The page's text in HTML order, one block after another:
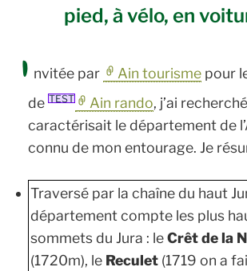
pied, à vélo, en
I nvitée par Ain tourisme pour
deTEST Ain rando, j’ai
caractérisait le département de
connu de mon entourage. Je
Traversé par la chaîne du haut
département compte les plus
sommets du Jura : leCrêt de la
(1720m), le Reculet (1719 on a